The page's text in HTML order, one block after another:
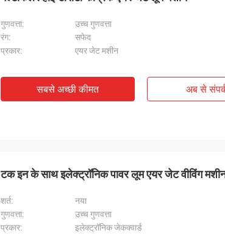
गुणवत्ता:
उच्च गुणवत्ता
रंग:
सफेद
प्रकार:
एयर जेट मशीन
सबसे अच्छी कीमत अब से
टक इन के साथ इलेक्ट्रॉनिक पावर लूम एयर जेट वीविंग
शर्त:
नया
गुणवत्ता:
उच्च गुणवत्ता
प्रकार:
इलेक्ट्रॉनिक जेकक्वार्ड